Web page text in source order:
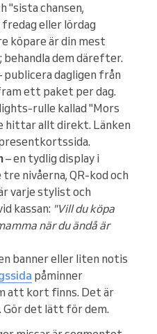
"sista chansen,
eller lördag
köpare är din mest
dem därefter.
publicera dagligen från
ett paket per dag.
rulle kallad "Mors
hittar allt direkt. Länken
– en tydlig display i
nivåerna, QR-kod och
varje stylist och
kassan: "Vill du köpa
när du ändå är
banner eller liten notis
påminner
att kort finns. Det är
Gör det lätt för dem.